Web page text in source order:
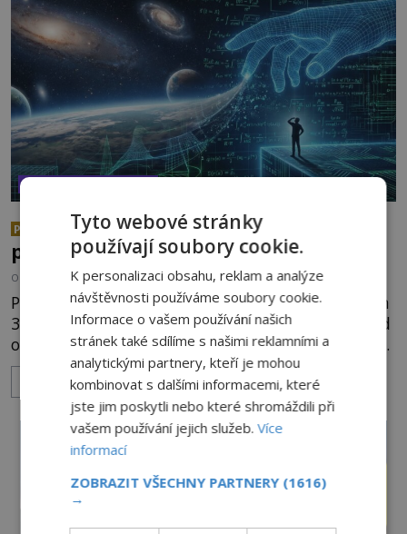
možnostech již desítky let vzrušeně diskutují
vědci, ufologo
PREMIUM
Žijeme v iluzivním 3D světě? A
pokud ano, kdo je jeho architektem?
OD ANDREA ŠULCOVÁ 23.6.2026 3.5TIS
Připusťme na chvíli, že všichni žijeme v dokonalém
3D virtuálním světě, ve kterém vše, co máme před
očima, prakticky neexistuje. Každý den se budíme
do počítačové simulace, která je do určité míry k
nerozeznání od skutečného světa. Tato
představa může znít jako námět sci-fi filmu, ve
skutečnosti však jde o seriózní filozofickou hypoté
ZOBRAZIT VÍCE
Tyto webové stránky
používají soubory cookie.
K personalizaci obsahu, reklam a analýze
návštěvnosti používáme soubory cookie.
Informace o vašem používání našich
stránek také sdílíme s našimi reklamními a
analytickými partnery, kteří je mohou
kombinovat s dalšími informacemi, které
jste jim poskytli nebo které shromáždili při
vašem používání jejich služeb.Více
informací
ZOBRAZIT VŠECHNY PARTNERY (1616)
→